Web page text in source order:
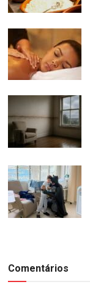
Comentários